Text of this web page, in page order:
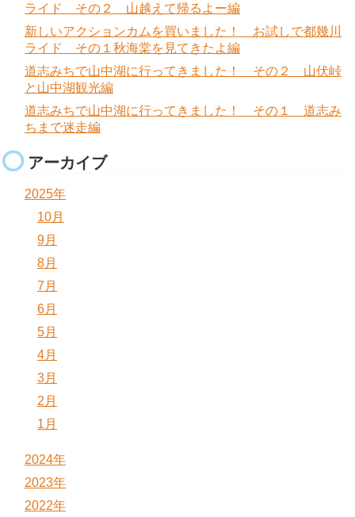
ライド その２ 山越えて帰るよー編
新しいアクションカムを買いました！ お試しで都幾川
ライド その１秋海棠を見てきたよ編
道志みちで山中湖に行ってきました！ その２ 山伏峠
と山中湖観光編
道志みちで山中湖に行ってきました！ その１ 道志み
ちまで迷走編
アーカイブ
2025年
10月
9月
8月
7月
6月
5月
4月
3月
2月
1月
2024年
2023年
2022年